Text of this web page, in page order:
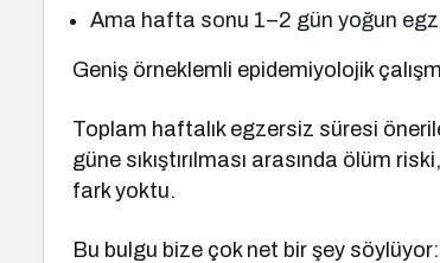
Ama hafta sonu 1–2 gün yoğun
Geniş örneklemli epidemiyolojik
Toplam haftalık egzersiz süresi
güne sıkıştırılması arasında ölüm
fark yoktu.
Bu bulgu bize çok net bir şey söylüyor: